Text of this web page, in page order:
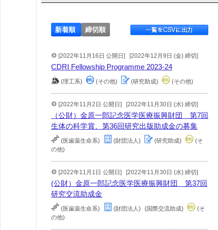
新着順 締切順
[2022年11月16日 公開日] [2022年12月9日 (金) 締切]
CDRI Fellowship Programme 2023-24
(理工系) (その他) (研究助成) (その他)
[2022年11月2日 公開日] [2022年11月30日 (水) 締切]
（公財）金原一郎記念医学医療振興財団 第7回
生体の科学賞、第36回研究出版助成金の募集
(医歯薬生命系) (財団法人) (研究助成)
(そ
の他)
[2022年11月1日 公開日] [2022年11月30日 (水) 締切]
(公財）金原一郎記念医学医療振興財団 第37回
研究交流助成金
(医歯薬生命系) (財団法人) (国際交流助成)
(そ
の他)